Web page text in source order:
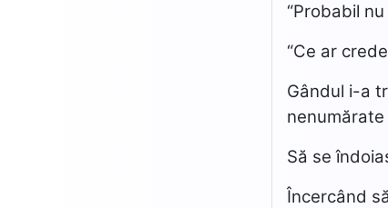
“Probabil
“Ce ar
Gândul i-a
nenumărate
Să se
Încercând